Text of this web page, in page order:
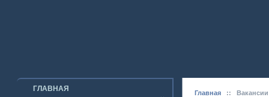
ГЛАВНАЯ
Главная:: Вакансии